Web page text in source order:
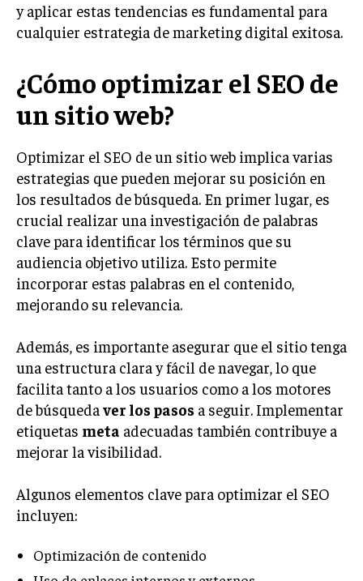
PLANIFICACIÓN EMPRESARIAL
FINANZAS Y CONTABILIDAD
GESTIÓN DE RECURSOS FINANCIEROS
CONTABILIDAD EMPRESARIAL
ECONOMÍA EMPRESARIAL
INTERNACIONAL
NEGOCIOS INTERNACIONALES
COMERCIO INTERNACIONAL
EXPANSIÓN GLOBAL
IMPORTACIÓN Y EXPORTACIÓN
ALIANZAS ESTRATÉGICAS
TECNOLOGIA
SOSTENIBILIDAD Y MEDIO AMBIENTE
GESTIÓN DE LA INNOVACIÓN TECNOLÓGICA
TRANSFORMACIÓN DIGITAL
ANALÍTICA EMPRESARIAL Y BUSINESS
CIBERSEGURIDAD EMPRESARIAL
y aplicar estas tendencias es fundamental para
cualquier estrategia de marketing digital exitosa.
¿Cómo optimizar el SEO de
un sitio web?
Optimizar el SEO de un sitio web implica varias
estrategias que pueden mejorar su posición en
los resultados de búsqueda. En primer lugar, es
crucial realizar una investigación de palabras
clave para identificar los términos que su
audiencia objetivo utiliza. Esto permite
incorporar estas palabras en el contenido,
mejorando su relevancia.
Además, es importante asegurar que el sitio tenga
una estructura clara y fácil de navegar, lo que
facilita tanto a los usuarios como a los motores
de búsquedaver los pasos a seguir. Implementar
etiquetas meta adecuadas también contribuye a
mejorar la visibilidad.
Algunos elementos clave para optimizar el SEO
incluyen:
Optimización de contenido